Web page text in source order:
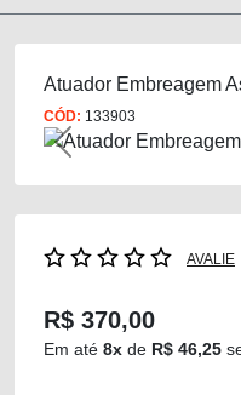
Atuador Embreagem
CÓD: 133903
Previous
AVALIE
R$ 370,00
Em até 8x de R$ 46,25